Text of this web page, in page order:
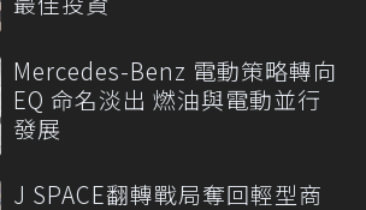
Mercedes-Benz 電動策略轉向
EQ 命名淡出 燃油與電動並行
發展
J SPACE翻轉戰局奪回輕型商